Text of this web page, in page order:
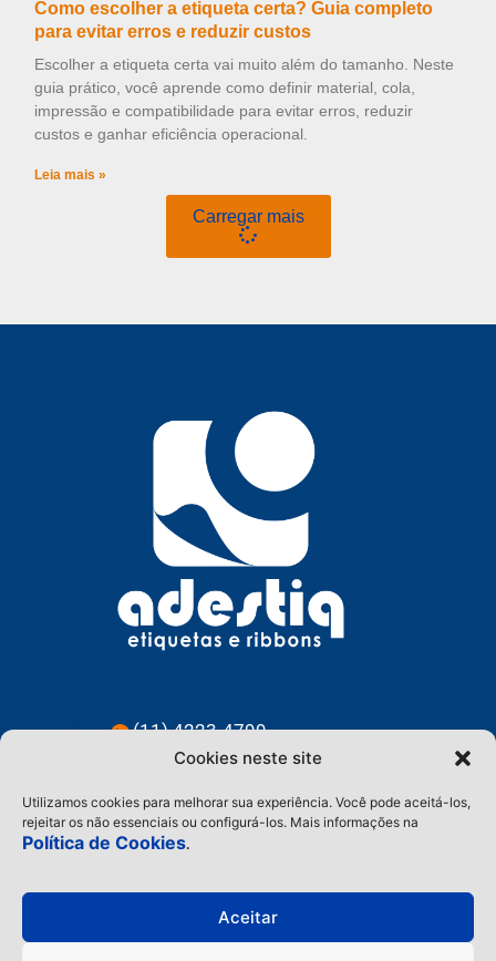
Cookies neste site
Utilizamos cookies para melhorar sua experiência. Você pode aceitá-los,
rejeitar os não essenciais ou configurá-los. Mais informações na
Política de Cookies.
Aceitar
Como escolher a etiqueta certa? Guia completo
para evitar erros e reduzir custos
Escolher a etiqueta certa vai muito além do tamanho. Neste
guia prático, você aprende como definir material, cola,
impressão e compatibilidade para evitar erros, reduzir
custos e ganhar eficiência operacional.
Leia mais »
Carregar mais
(11) 4223-4799
(11) 91228-3583
contato@adestiq.com.br
@adestiq
Home